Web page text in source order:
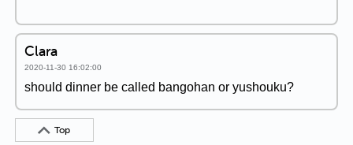
Clara
2020-11-30 16:02:00
should dinner be called bangohan or yushouku?
Top